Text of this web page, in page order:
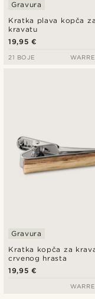
Kratka plava kopča za
kravatu
Gravura
19,95 €
21 BOJE
Kratka kopča za
crvenog hrasta
Gravura
19,95 €